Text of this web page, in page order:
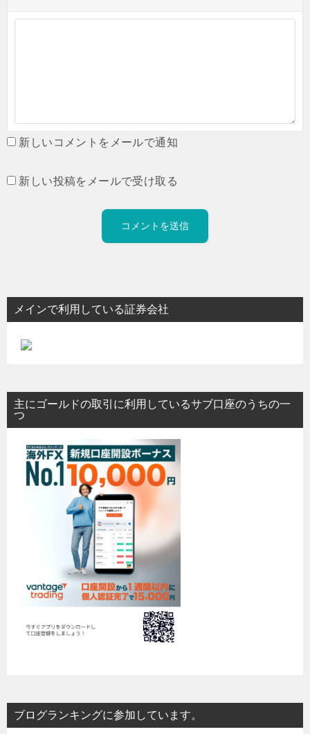
新しいコメントをメールで通知
新しい投稿をメールで受け取る
メインで利用している証券会社
主にゴールドの取引に利用しているサブ口座のうちの一
つ
ブログランキングに参加しています。